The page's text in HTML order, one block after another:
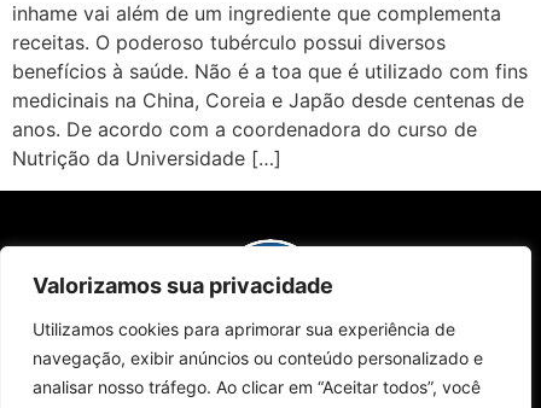
Valorizamos sua privacidade
Utilizamos cookies para aprimorar sua experiência de
navegação, exibir anúncios ou conteúdo personalizado e
analisar nosso tráfego. Ao clicar em “Aceitar todos”, você
inhame vai além de um ingrediente que complementa
receitas. O poderoso tubérculo possui diversos
benefícios à saúde. Não é a toa que é utilizado com fins
medicinais na China, Coreia e Japão desde centenas de
anos. De acordo com a coordenadora do curso de
Nutrição da Universidade […]
Sobre NósEdições da RevistaComo AnunciarContato
Políticas de Privacidade
© 2024 Campinas Café. Todos os direitos reservados.